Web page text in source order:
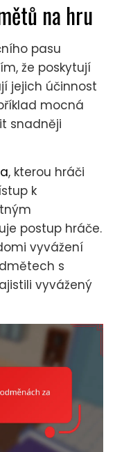
na hru
pasu
že poskytují
jejich účinnost
mocná
snadněji
, kterou hráči
k
postup hráče.
vyvážení
s
vyvážený